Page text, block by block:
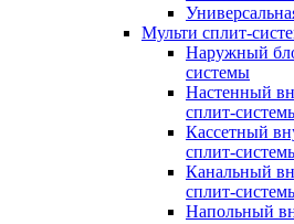
Мульти сплит-
Наружный
системы
Настенный
сплит-
Кассетный
сплит-
Канальный
сплит-
Напольный